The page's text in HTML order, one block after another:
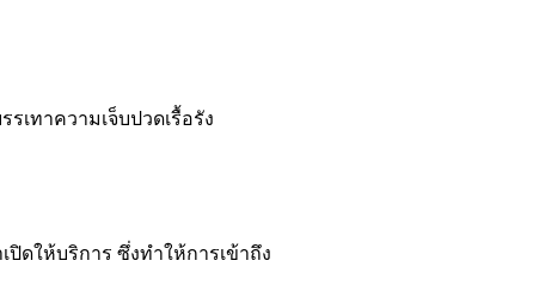
ทาความเจ็บปวดเรื้อรัง
ให้บริการ ซึ่งทำให้การเข้าถึง